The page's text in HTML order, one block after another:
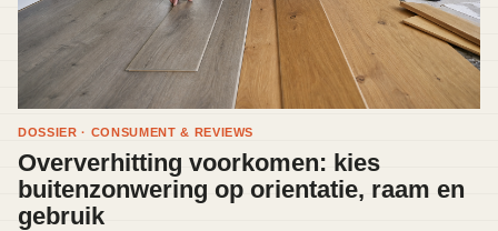
DOSSIER · CONSUMENT & REVIEWS
Oververhitting voorkomen: kies
buitenzonwering op orientatie, raam en
gebruik